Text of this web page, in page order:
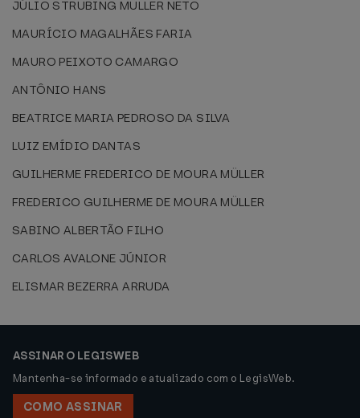
JÚLIO STRUBING MÜLLER NETO
MAURÍCIO MAGALHÃES FARIA
MAURO PEIXOTO CAMARGO
ANTÔNIO HANS
BEATRICE MARIA PEDROSO DA SILVA
LUIZ EMÍDIO DANTAS
GUILHERME FREDERICO DE MOURA MÜLLER
FREDERICO GUILHERME DE MOURA MÜLLER
SABINO ALBERTÃO FILHO
CARLOS AVALONE JÚNIOR
ELISMAR BEZERRA ARRUDA
ASSINAR O LEGISWEB
Mantenha-se informado e atualizado com o LegisWeb.
COMO ASSINAR